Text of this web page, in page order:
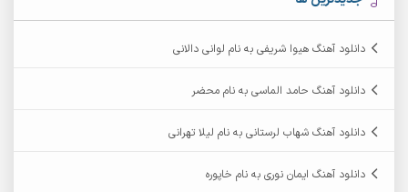
دانلود آهنگ هیوا شریفی به نام لوانی دالانی
دانلود آهنگ حامد الماسی به نام محضر
دانلود آهنگ شهاب لرستانی به نام لیلا تهرانی
دانلود آهنگ ایمان نوری به نام خاپوره